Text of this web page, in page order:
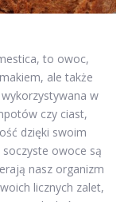
to owoc,
ale także
w
czy ciast,
dzięki swoim
owoce są
nasz organizm
licznych zalet,